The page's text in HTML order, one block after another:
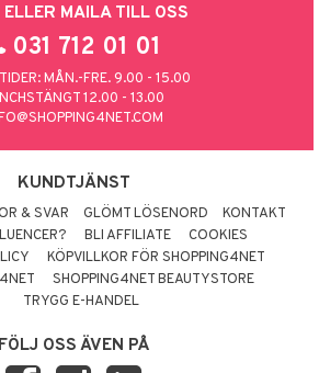
ELLER MAILA TILL OSS
031 712 01 01
MÅN.-FRE. 9.00 - 15.00
12.00 - 13.00
KUNDTJÄNST
& SVAR GLÖMT LÖSENORD
KONTAKT
BLI AFFILIATE
COOKIES
KÖPVILLKOR FÖR SHOPPING4NET
SHOPPING4NET BEAUTYSTORE
TRYGG E-HANDEL
FÖLJ OSS ÄVEN PÅ